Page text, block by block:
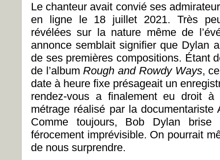
Le chanteur avait convié ses
en ligne le 18 juillet 2021. Très
révélées sur la nature même de
annonce semblait signifier que Dylan
de ses premières compositions. Étant
de l’albumRough and Rowdy Ways,
date à heure fixe présageait un
rendez-vous a finalement eu droit à
métrage réalisé par la documentariste
Comme toujours, Bob Dylan brise
férocement imprévisible. On pourrait
de nous surprendre.